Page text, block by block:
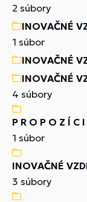
2 súbory
INOVAČNÉ
1 súbor
INOVAČNÉ
INOVAČNÉ
4 súbory
1 súbor
3 súbory